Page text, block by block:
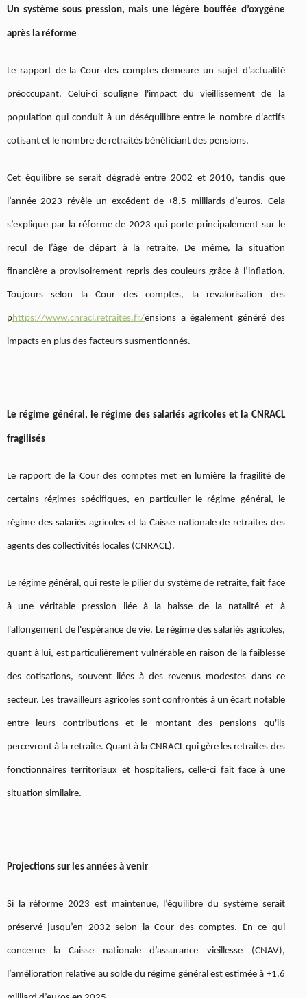
Un système sous pression, mais une légère bouffée d’oxygène
après la réforme
Le rapport de la Cour des comptes demeure un sujet d’actualité
préoccupant. Celui-ci souligne l'impact du vieillissement de la
population qui conduit à un déséquilibre entre le nombre d'actifs
cotisant et le nombre de retraités bénéficiant des pensions.
Cet équilibre se serait dégradé entre 2002 et 2010, tandis que
l’année 2023 révèle un excédent de +8.5 milliards d’euros. Cela
s’explique par la réforme de 2023 qui porte principalement sur le
recul de l’âge de départ à la retraite. De même, la situation
financière a provisoirement repris des couleurs grâce à l’inflation.
Toujours selon la Cour des comptes, la revalorisation des
phttps://www.cnracl.retraites.fr/ensions a également généré des
impacts en plus des facteurs susmentionnés.
Le régime général, le régime des salariés agricoles et la CNRACL
fragilisés
Le rapport de la Cour des comptes met en lumière la fragilité de
certains régimes spécifiques, en particulier le régime général, le
régime des salariés agricoles et la Caisse nationale de retraites des
agents des collectivités locales (CNRACL).
Le régime général, qui reste le pilier du système de retraite, fait face
à une véritable pression liée à la baisse de la natalité et à
l'allongement de l'espérance de vie. Le régime des salariés agricoles,
quant à lui, est particulièrement vulnérable en raison de la faiblesse
des cotisations, souvent liées à des revenus modestes dans ce
secteur. Les travailleurs agricoles sont confrontés à un écart notable
entre leurs contributions et le montant des pensions qu'ils
percevront à la retraite. Quant à la CNRACL qui gère les retraites des
fonctionnaires territoriaux et hospitaliers, celle-ci fait face à une
situation similaire.
Projections sur les années à venir
Si la réforme 2023 est maintenue, l’équilibre du système serait
préservé jusqu’en 2032 selon la Cour des comptes. En ce qui
concerne la Caisse nationale d’assurance vieillesse (CNAV),
l’amélioration relative au solde du régime général est estimée à +1.6